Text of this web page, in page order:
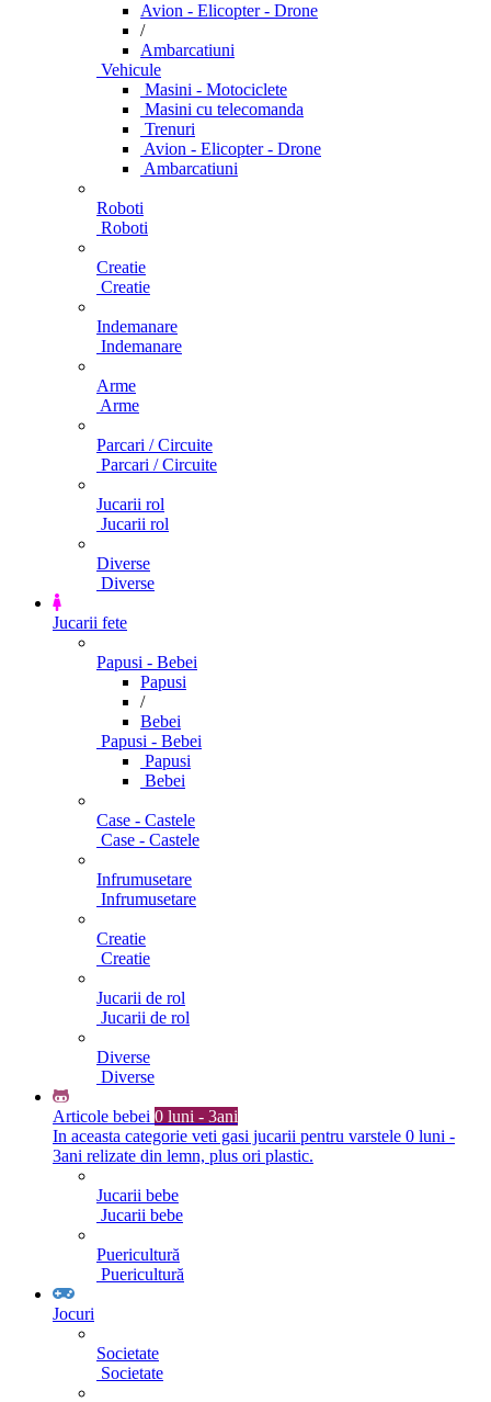
Avion - Elicopter - Drone
/
Ambarcatiuni
Vehicule
Masini - Motociclete
Masini cu telecomanda
Trenuri
Avion - Elicopter - Drone
Ambarcatiuni
Roboti
Roboti
Creatie
Creatie
Indemanare
Indemanare
Arme
Arme
Parcari / Circuite
Parcari / Circuite
Jucarii rol
Jucarii rol
Diverse
Diverse
Jucarii fete
Papusi - Bebei
Papusi
/
Bebei
Papusi - Bebei
Papusi
Bebei
Case - Castele
Case - Castele
Infrumusetare
Infrumusetare
Creatie
Creatie
Jucarii de rol
Jucarii de rol
Diverse
Diverse
Articole bebei 0 luni - 3ani
In aceasta categorie veti gasi jucarii pentru varstele 0 luni -
3ani relizate din lemn, plus ori plastic.
Jucarii bebe
Jucarii bebe
Puericultură
Puericultură
Jocuri
Societate
Societate